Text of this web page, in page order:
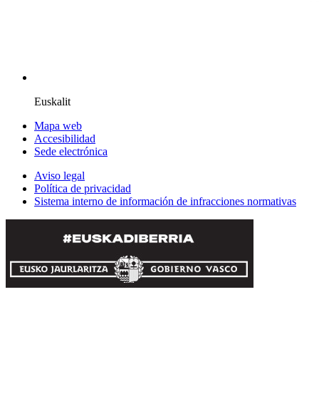
Euskalit
Mapa web
Accesibilidad
Sede electrónica
Aviso legal
Política de privacidad
Sistema interno de información de infracciones normativas